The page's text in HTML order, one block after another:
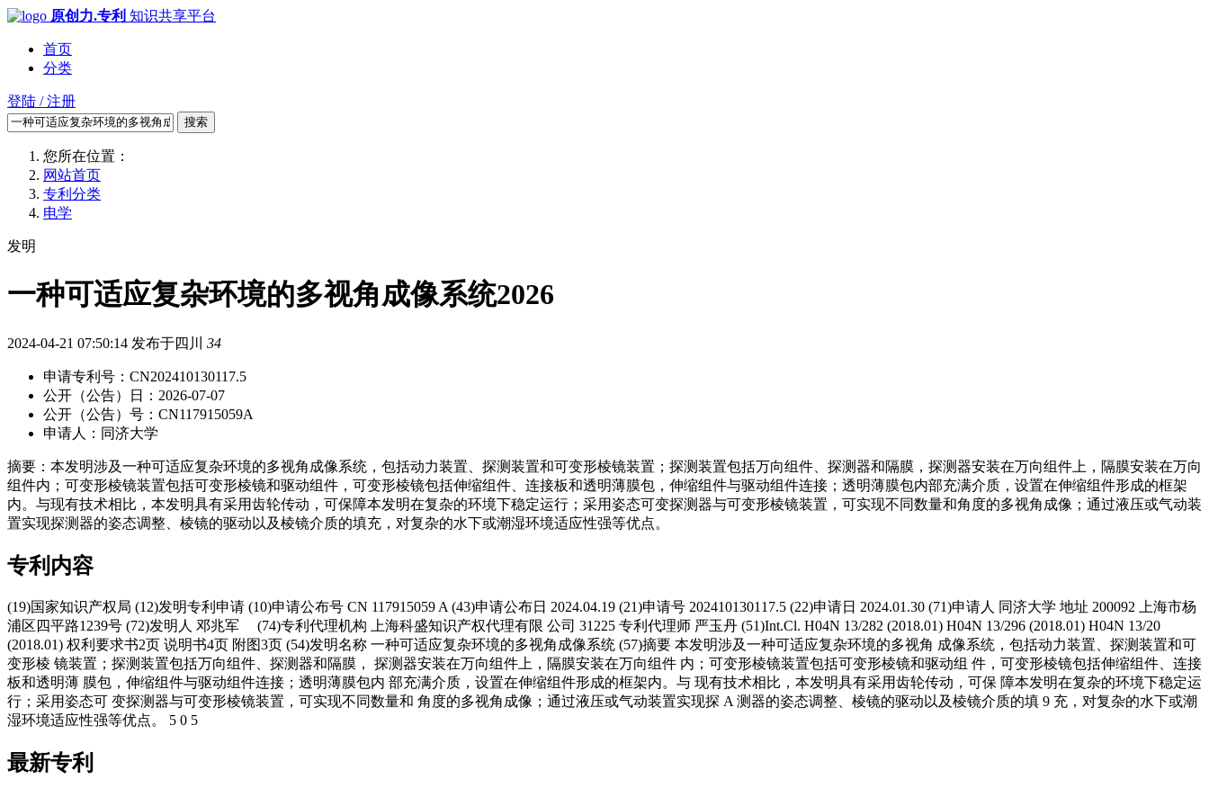
原创力.专利 知识共享平台
首页
分类
登陆 / 注册
搜索
您所在位置：
网站首页
专利分类
电学
发明
一种可适应复杂环境的多视角成像系统2026
2024-04-21 07:50:14 发布于四川 34
申请专利号：CN202410130117.5
公开（公告）日：2026-07-07
公开（公告）号：CN117915059A
申请人：同济大学
摘要：本发明涉及一种可适应复杂环境的多视角成像系统，包括动力装置、探测装置和可变形棱镜装置；探测装置包括万向组件、探测器和隔膜，探测器安装在万向组件上，隔膜安装在万向
组件内；可变形棱镜装置包括可变形棱镜和驱动组件，可变形棱镜包括伸缩组件、连接板和透明薄膜包，伸缩组件与驱动组件连接；透明薄膜包内部充满介质，设置在伸缩组件形成的框架
内。与现有技术相比，本发明具有采用齿轮传动，可保障本发明在复杂的环境下稳定运行；采用姿态可变探测器与可变形棱镜装置，可实现不同数量和角度的多视角成像；通过液压或气动装
置实现探测器的姿态调整、棱镜的驱动以及棱镜介质的填充，对复杂的水下或潮湿环境适应性强等优点。
专利内容
(19)国家知识产权局 (12)发明专利申请 (10)申请公布号 CN 117915059 A (43)申请公布日 2024.04.19 (21)申请号 202410130117.5 (22)申请日 2024.01.30 (71)申请人 同济大学 地址 200092 上海市杨
浦区四平路1239号 (72)发明人 邓兆军 (74)专利代理机构 上海科盛知识产权代理有限 公司 31225 专利代理师 严玉丹 (51)Int.Cl. H04N 13/282 (2018.01) H04N 13/296 (2018.01) H04N 13/20
(2018.01) 权利要求书2页 说明书4页 附图3页 (54)发明名称 一种可适应复杂环境的多视角成像系统 (57)摘要 本发明涉及一种可适应复杂环境的多视角 成像系统，包括动力装置、探测装置和可
变形棱 镜装置；探测装置包括万向组件、探测器和隔膜， 探测器安装在万向组件上，隔膜安装在万向组件 内；可变形棱镜装置包括可变形棱镜和驱动组 件，可变形棱镜包括伸缩组件、连接
板和透明薄 膜包，伸缩组件与驱动组件连接；透明薄膜包内 部充满介质，设置在伸缩组件形成的框架内。与 现有技术相比，本发明具有采用齿轮传动，可保 障本发明在复杂的环境下稳定运
行；采用姿态可 变探测器与可变形棱镜装置，可实现不同数量和 角度的多视角成像；通过液压或气动装置实现探 A 测器的姿态调整、棱镜的驱动以及棱镜介质的填 9 充，对复杂的水下或潮
湿环境适应性强等优点。 5 0 5
最新专利